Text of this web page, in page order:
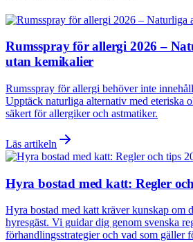
Rumsspray för allergi 2026 –
utan kemikalier
Rumsspray för allergi behöver inte
Upptäck naturliga alternativ med eteriska
säkert för allergiker och astmatiker.
Läs artikeln
Hyra bostad med katt: Regler
Hyra bostad med katt kräver kunskap om
hyresgäst. Vi guidar dig genom svenska
förhandlingsstrategier och vad som gäller